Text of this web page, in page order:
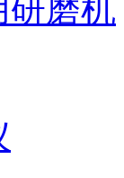
研磨机